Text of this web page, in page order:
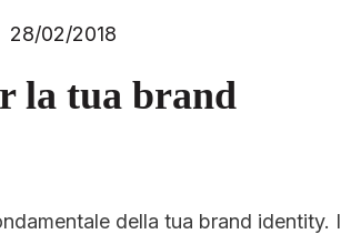
28/02/2018
la tua brand
della tua brand identity. I